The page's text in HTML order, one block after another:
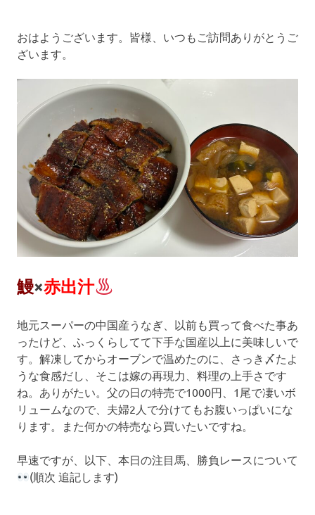
おはようございます。皆様、いつもご訪問ありがとうご
ざいます。
鰻×赤出汁
地元スーパーの中国産うなぎ、以前も買って食べた事あ
ったけど、ふっくらしてて下手な国産以上に美味しいで
す。解凍してからオーブンで温めたのに、さっき〆たよ
うな食感だし、そこは嫁の再現力、料理の上手さです
ね。ありがたい。父の日の特売で1000円、1尾で凄いボ
リュームなので、夫婦2人で分けてもお腹いっぱいにな
ります。また何かの特売なら買いたいですね。
早速ですが、以下、本日の注目馬、勝負レースについて
(順次 追記します)